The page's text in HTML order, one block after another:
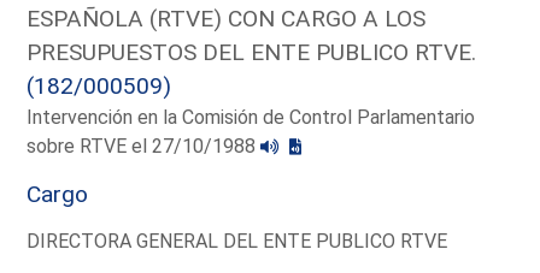
ESPAÑOLA (RTVE) CON CARGO A LOS
PRESUPUESTOS DEL ENTE PUBLICO RTVE.
(182/000509)
Intervención en la Comisión de Control Parlamentario
sobre RTVE el 27/10/1988
Cargo
DIRECTORA GENERAL DEL ENTE PUBLICO RTVE